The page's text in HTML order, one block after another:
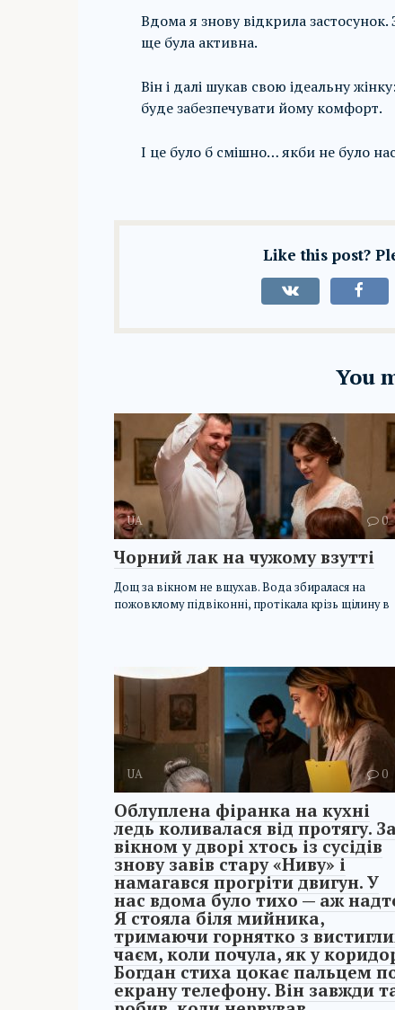
Вдома я знову відкрила застосунок.
ще була активна.
Він і далі шукав свою ідеальну
буде забезпечувати йому комфорт.
І це було б смішно… якби не було
Like this post?
You
UA 0
Чорний лак на чужому взутті
Дощ за вікном не вщухав. Вода збиралася на
пожовклому підвіконні, протікала крізь щілину в
UA 0
Облуплена фіранка на кухні
ледь коливалася від протягу. За
вікном у дворі хтось із сусідів
знову завів стару «Ниву» і
намагався прогріти двигун. У
нас вдома було тихо — аж
Я стояла біля мийника,
тримаючи горнятко з
чаєм, коли почула, як у
Богдан стиха цокає пальцем
екрану телефону. Він завжди